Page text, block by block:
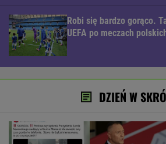
Robi się bardzo gorąco.
UEFA po meczach
DZIEŃ W